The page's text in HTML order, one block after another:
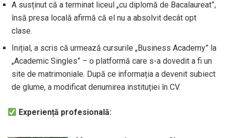
A susținut că a terminat liceul „cu diplomă de Bacalaureat”,
însă presa locală afirmă că el nu a absolvit decât opt
clase.
Inițial, a scris că urmează cursurile „Business Academy” la
„Academic Singles” – o platformă care s-a dovedit a fi un
site de matrimoniale. După ce informația a devenit subiect
de glume, a modificat denumirea instituției în CV.
Experiență profesională: